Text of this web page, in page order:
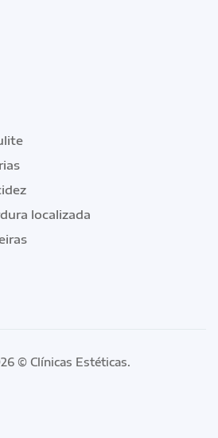
localizada
© Clínicas Estéticas.